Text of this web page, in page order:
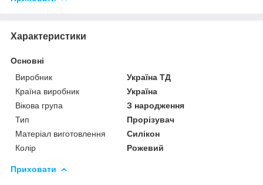
Характеристики
Основні
Виробник
Україна ТД
Країна виробник
Україна
Вікова група
З народження
Тип
Прорізувач
Матеріал виготовлення
Силікон
Колір
Рожевий
Приховати